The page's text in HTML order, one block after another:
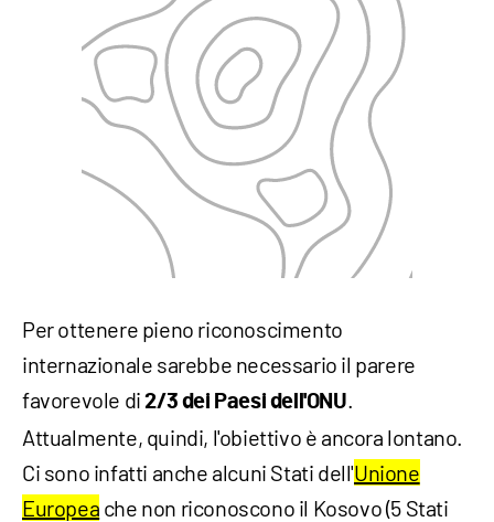
Per ottenere pieno riconoscimento
internazionale sarebbe necessario il parere
favorevole di2/3 dei Paesi dell'ONU
Attualmente, quindi, l'obiettivo è ancora lontano.
Ci sono infatti anche alcuni Stati dell'Unione
Europea che non riconoscono il Kosovo (5 Stati